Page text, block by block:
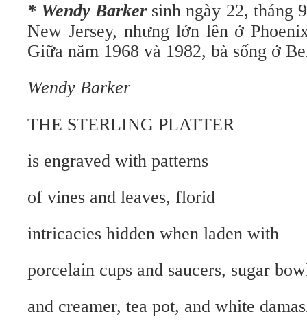
* Wendy Barker sinh ngày 22, tháng
New Jersey, nhưng lớn lên ở
Giữa năm 1968 và 1982, bà sống ở
Wendy Barker
THE STERLING PLATTER
is engraved with patterns
of vines and leaves, florid
intricacies hidden when laden with
porcelain cups and saucers, sugar
and creamer, tea pot, and white